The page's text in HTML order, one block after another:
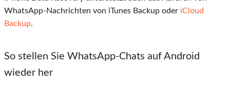
WhatsApp-Nachrichten von iTunes Backup oder iCloud
Backup.
So stellen Sie WhatsApp-Chats auf Android
wieder her